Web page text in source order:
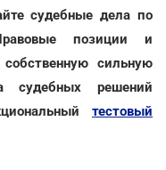
судебные дела по
позиции и
сильную
судебных решений
тестовый